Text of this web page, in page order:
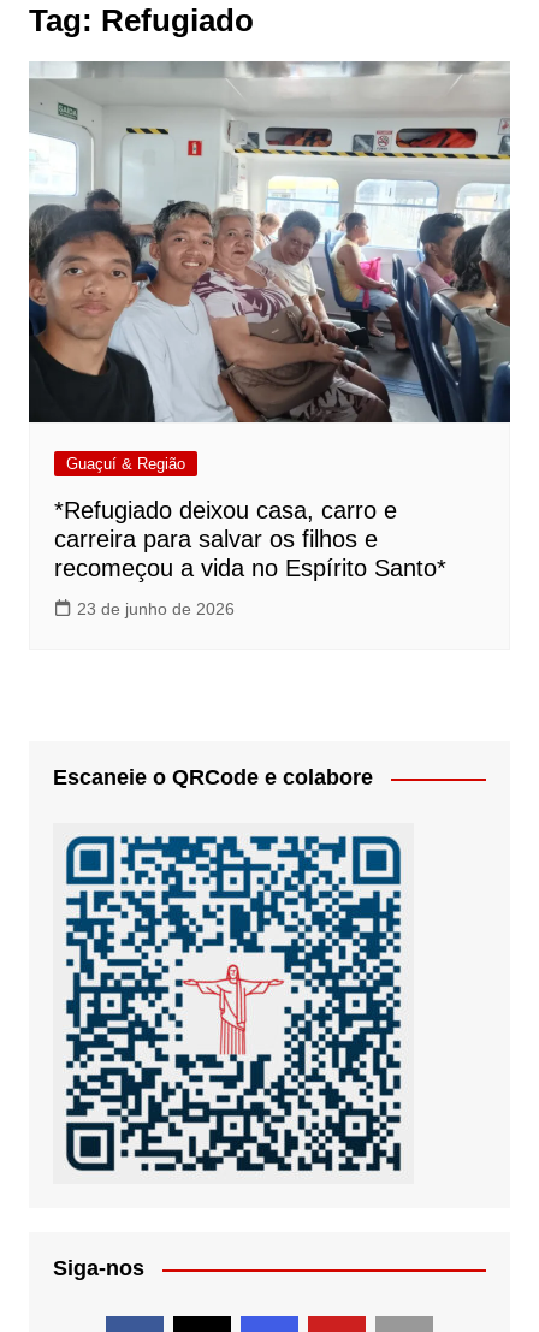
Tag: Refugiado
Guaçuí & Região
*Refugiado deixou casa, carro e
carreira para salvar os filhos e
recomeçou a vida no Espírito Santo*
23 de junho de 2026
Escaneie o QRCode e colabore
Siga-nos